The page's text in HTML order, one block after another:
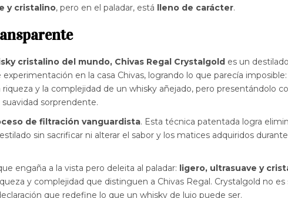
y cristalino, pero en el paladar, está lleno de carácter.
cristalino del mundo, Chivas Regal Crystalgold es un destilado
en la casa Chivas, logrando lo que parecía imposible:
riqueza y la complejidad de un whisky añejado, pero presentándolo
sorprendente.
de filtración vanguardista. Esta técnica patentada logra
sin sacrificar ni alterar el sabor y los matices adquiridos
engaña a la vista pero deleita al paladar: ligero, ultrasuave y
y complejidad que distinguen a Chivas Regal. Crystalgold no es
que redefine lo que un whisky de lujo puede ser.